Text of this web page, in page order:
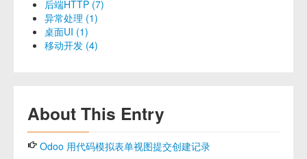
后端HTTP (7)
异常处理 (1)
桌面UI (1)
移动开发 (4)
About This Entry
Odoo 用代码模拟表单视图提交创建记录